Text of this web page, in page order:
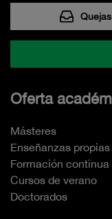
Oferta
Másteres
Enseñanzas
Formación continua
Cursos de verano
Doctorados